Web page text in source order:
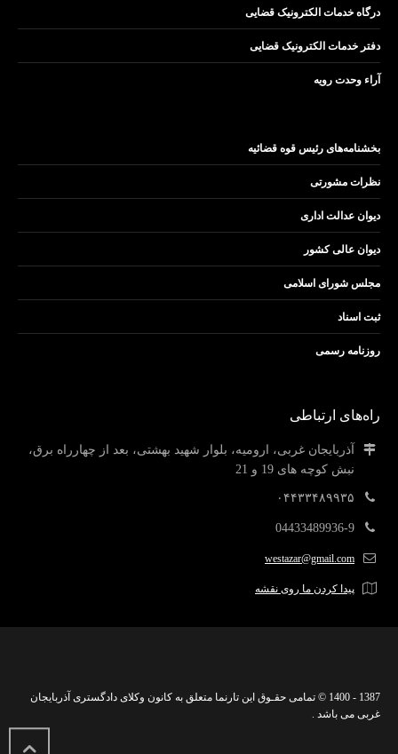
درگاه خدمات الکترونیک قضایی
دفتر خدمات الکترونیک قضایی
آراء وحدت رویه
بخشنامه‌های رئیس قوه قضائیه
نظرات مشورتی
دیوان عدالت اداری
دیوان عالی کشور
مجلس شورای اسلامی
ثبت اسناد
روزنامه رسمی
راه‌های ارتباطی
آذربایجان غربی، ارومیه، بلوار شهید بهشتی، بعد از چهارراه برق،
نبش کوچه های 19 و 21
۰۴۴۳۳۴۸۹۹۳۵
04433489936-9
westazar@gmail.com
پیدا کردن ما روی نقشه
1387 - 1400 © تمامی حقـوق این تارنما متعلق به کانون وکلای دادگستری آذربایجان
غربی می باشد .